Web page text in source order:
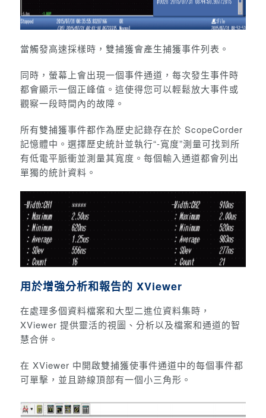
當觸發高速採樣時，雙捕獲會產生捕獲事件列表。
同時，螢幕上會出現一個事件通道，每次發生事件時
都會顯示一個正峰值。這使得您可以輕鬆放大事件或
觀察一段時間內的故障。
所有雙捕獲事件都作為歷史記錄存在於 ScopeCorder
記憶體中。選擇歷史統計並執行“-寬度”測量可找到所
有低電平脈衝並測量其寬度。每個輸入通道都會列出
單獨的統計資料。
用於增強分析和報告的 XViewer
在處理多個資料檔案和大型二進位資料集時，
XViewer 提供靈活的視圖、分析以及檔案和通道的智
慧合併。
在 XViewer 中開啟雙捕獲使事件通道中的每個事件都
可單擊，並且跡線頂部有一個小三角形。